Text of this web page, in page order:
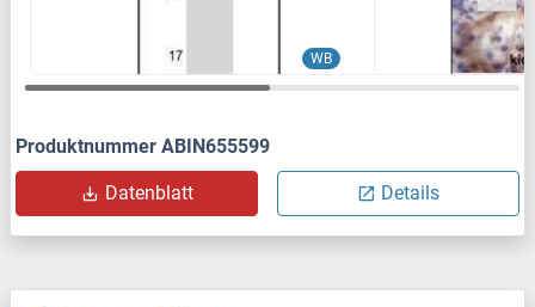
WB
Produktnummer ABIN655599
Datenblatt Details